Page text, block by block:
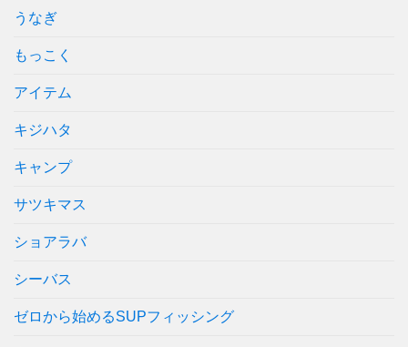
うなぎ
もっこく
アイテム
キジハタ
キャンプ
サツキマス
ショアラバ
シーバス
ゼロから始めるSUPフィッシング